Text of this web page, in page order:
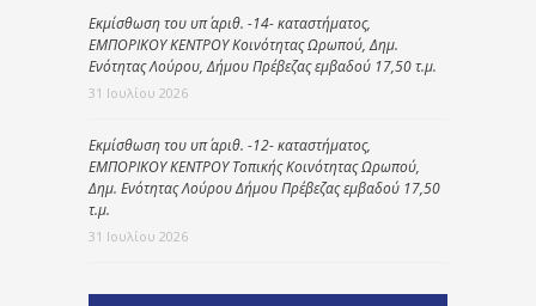
Εκμίσθωση του υπ΄ αριθ. -14- καταστήματος,
ΕΜΠΟΡΙΚΟΥ ΚΕΝΤΡΟΥ Κοινότητας Ωρωπού, Δημ.
Ενότητας Λούρου, Δήμου Πρέβεζας εμβαδού 17,50 τ.μ.
31 Ιουλίου 2026
Εκμίσθωση του υπ΄ αριθ. -12- καταστήματος,
ΕΜΠΟΡΙΚΟΥ ΚΕΝΤΡΟΥ Τοπικής Κοινότητας Ωρωπού,
Δημ. Ενότητας Λούρου Δήμου Πρέβεζας εμβαδού 17,50
τ.μ.
31 Ιουλίου 2026